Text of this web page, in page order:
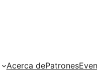
Acerca dePatrones